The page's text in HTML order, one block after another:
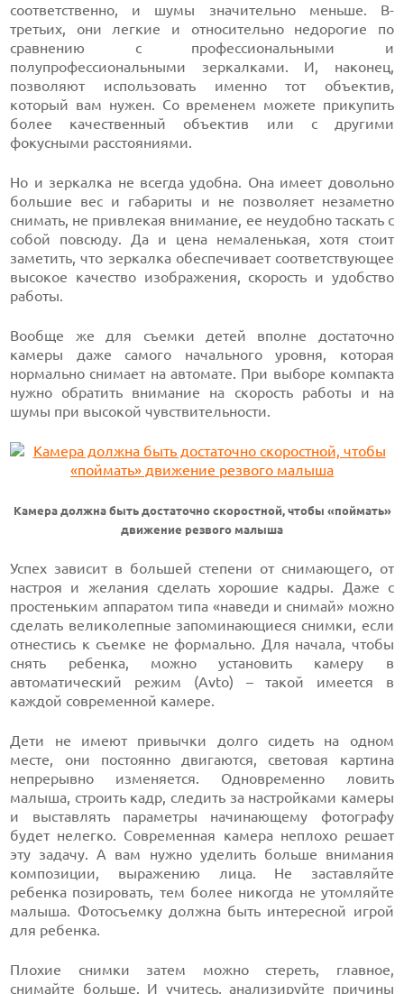
соответственно, и шумы значительно меньше. В-
третьих, они легкие и относительно недорогие по
сравнению с профессиональными и
полупрофессиональными зеркалками. И, наконец,
позволяют использовать именно тот объектив,
который вам нужен. Со временем можете прикупить
более качественный объектив или с другими
фокусными расстояниями.
Но и зеркалка не всегда удобна. Она имеет довольно
большие вес и габариты и не позволяет незаметно
снимать, не привлекая внимание, ее неудобно таскать с
собой повсюду. Да и цена немаленькая, хотя стоит
заметить, что зеркалка обеспечивает соответствующее
высокое качество изображения, скорость и удобство
работы.
Вообще же для съемки детей вполне достаточно
камеры даже самого начального уровня, которая
нормально снимает на автомате. При выборе компакта
нужно обратить внимание на скорость работы и на
шумы при высокой чувствительности.
Камера должна быть достаточно скоростной, чтобы «поймать»
движение резвого малыша
Успех зависит в большей степени от снимающего, от
настроя и желания сделать хорошие кадры. Даже с
простеньким аппаратом типа «наведи и снимай» можно
сделать великолепные запоминающиеся снимки, если
отнестись к съемке не формально. Для начала, чтобы
снять ребенка, можно установить камеру в
автоматический режим (Avto) – такой имеется в
каждой современной камере.
Дети не имеют привычки долго сидеть на одном
месте, они постоянно двигаются, световая картина
непрерывно изменяется. Одновременно ловить
малыша, строить кадр, следить за настройками камеры
и выставлять параметры начинающему фотографу
будет нелегко. Современная камера неплохо решает
эту задачу. А вам нужно уделить больше внимания
композиции, выражению лица. Не заставляйте
ребенка позировать, тем более никогда не утомляйте
малыша. Фотосъемку должна быть интересной игрой
для ребенка.
Плохие снимки затем можно стереть, главное,
снимайте больше. И учитесь, анализируйте причины